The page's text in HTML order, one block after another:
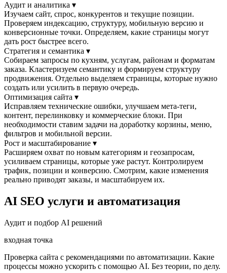
Аудит и аналитика ▾
Изучаем сайт, спрос, конкурентов и текущие позиции.
Проверяем индексацию, структуру, мобильную версию и
конверсионные точки. Определяем, какие страницы могут
дать рост быстрее всего.
Стратегия и семантика ▾
Собираем запросы по кухням, услугам, районам и форматам
заказа. Кластеризуем семантику и формируем структуру
продвижения. Отдельно выделяем страницы, которые нужно
создать или усилить в первую очередь.
Оптимизация сайта ▾
Исправляем технические ошибки, улучшаем мета-теги,
контент, перелинковку и коммерческие блоки. При
необходимости ставим задачи на доработку корзины, меню,
фильтров и мобильной версии.
Рост и масштабирование ▾
Расширяем охват по новым категориям и геозапросам,
усиливаем страницы, которые уже растут. Контролируем
трафик, позиции и конверсию. Смотрим, какие изменения
реально приводят заказы, и масштабируем их.
AI SEO услуги и автоматизация
Аудит и подбор AI решений
входная точка
Проверка сайта с рекомендациями по автоматизации. Какие
процессы можно ускорить с помощью AI. Без теории, по делу.